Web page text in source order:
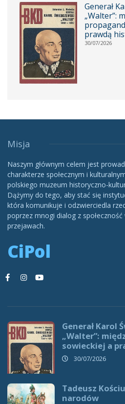
Generał
„Walter”:
prawdą
30/07/2026
Misja
Naszym głównym celem jest
charakterze społecznym i
polskiego muzeum historyczno-
Dążymy do tego, aby stać się
która komunikuje i odzwierciedla
poprzez mnogi dialog z
przejawach.
CiPol
Generał Karol
„Walter”:
sowieckiej a
30/07/2026
Tadeusz
narodów